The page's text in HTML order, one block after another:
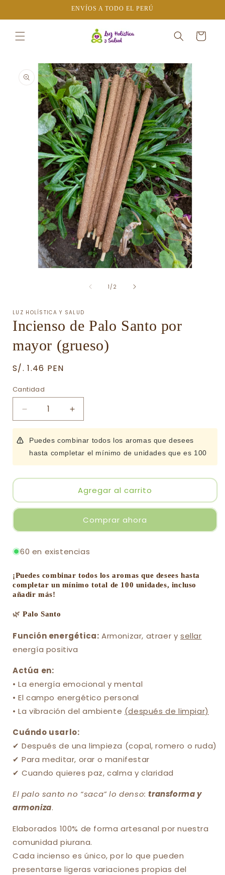
al contenido
ENVÍOS A TODO EL PERÚ
Carrito
directamente
información
del producto
una
ventana
modal
1 /de2
LUZ HOLÍSTICA Y SALUD
Incienso de Palo Santo por
mayor (grueso)
Precio
S/. 1.46 PEN
Cantidad
Cantidad
Reducir
cantidad
Incienso
de
Palo
Santo
(grueso)
Aumentar
cantidad
Incienso
de
Palo
Santo
por
mayor
(grueso)
Puedes combinar todos los aromas que desees
hasta completar el mínimo de unidades que es 100
Agregar al carrito
Comprar ahora
60 en existencias
¡Puedes combinar todos los aromas que desees hasta
completar un mínimo total de 100 unidades, incluso
añadir más!
🌿Palo Santo
Función energética: Armonizar, atraer ysellar
energía positiva
Actúa en:
• La energía emocional y mental
• El campo energético personal
• La vibración del ambiente (después de limpiar)
Cuándo usarlo:
✔ Después de una limpieza (copal, romero o ruda)
✔ Para meditar, orar o manifestar
✔ Cuando quieres paz, calma y claridad
El palo santo no “saca” lo denso:transforma y
armoniza.
Elaborados 100% de forma artesanal por nuestra
comunidad piurana.
Cada incienso es único, por lo que pueden
presentarse ligeras variaciones propias del